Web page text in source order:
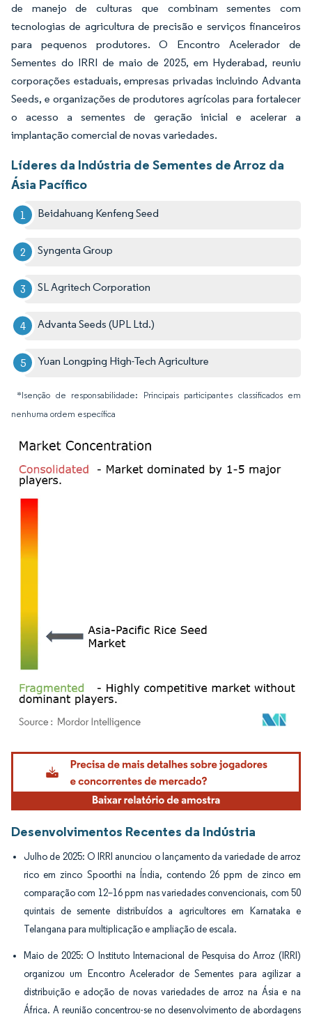
de manejo de culturas que combinam sementes com
tecnologias de agricultura de precisão e serviços financeiros
para pequenos produtores. O Encontro Acelerador de
Sementes do IRRI de maio de 2025, em Hyderabad, reuniu
corporações estaduais, empresas privadas incluindo Advanta
Seeds, e organizações de produtores agrícolas para fortalecer
o acesso a sementes de geração inicial e acelerar a
implantação comercial de novas variedades.
Líderes da Indústria de Sementes de Arroz da
Ásia Pacífico
Beidahuang Kenfeng Seed
Syngenta Group
SL Agritech Corporation
Advanta Seeds (UPL Ltd.)
Yuan Longping High-Tech Agriculture
*Isenção de responsabilidade: Principais participantes classificados em
nenhuma ordem específica
Imagem © Mordor Intelligence. O reuso requer atribuição conforme CC BY 4.0.
Desenvolvimentos Recentes da Indústria
Julho de 2025: O IRRI anunciou o lançamento da variedade de arroz
rico em zinco Spoorthi na Índia, contendo 26 ppm de zinco em
comparação com 12–16 ppm nas variedades convencionais, com 50
quintais de semente distribuídos a agricultores em Karnataka e
Telangana para multiplicação e ampliação de escala.
Maio de 2025: O Instituto Internacional de Pesquisa do Arroz (IRRI)
organizou um Encontro Acelerador de Sementes para agilizar a
distribuição e adoção de novas variedades de arroz na Ásia e na
África. A reunião concentrou-se no desenvolvimento de abordagens